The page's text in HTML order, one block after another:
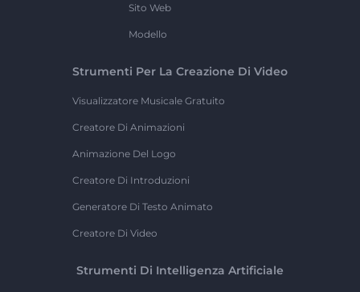
Sito Web
Modello
Strumenti Per La Creazione Di Video
Visualizzatore Musicale Gratuito
Creatore Di Animazioni
Animazione Del Logo
Creatore Di Introduzioni
Generatore Di Testo Animato
Creatore Di Video
Strumenti Di Intelligenza Artificiale